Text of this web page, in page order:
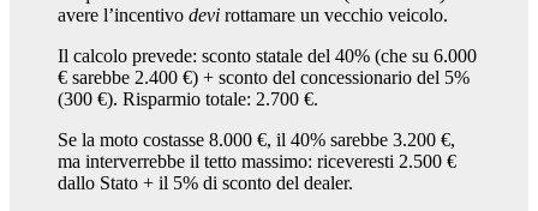
avere l’incentivo devi rottamare un vecchio veicolo.
Il calcolo prevede: sconto statale del 40% (che su 6.000
€ sarebbe 2.400 €) + sconto del concessionario del 5%
(300 €). Risparmio totale: 2.700 €.
Se la moto costasse 8.000 €, il 40% sarebbe 3.200 €,
ma interverrebbe il tetto massimo: riceveresti 2.500 €
dallo Stato + il 5% di sconto del dealer.